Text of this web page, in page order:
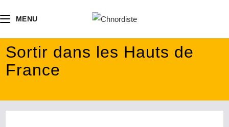
principal
MENU
Sortir dans les Hauts de
France